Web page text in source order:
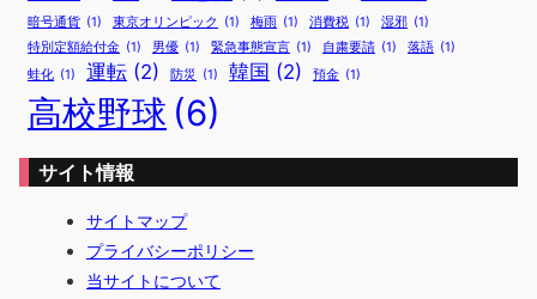
暗号通貨 (1) 東京オリンピック (1) 梅雨 (1) 消費税 (1) 湿邪 (1)
特別定額給付金 (1) 男優 (1) 緊急事態宣言 (1) 自粛要請 (1) 落語 (1)
蛙化 (1) 運転 (2) 防災 (1) 韓国 (2) 預金 (1)
高校野球 (6)
サイト情報
サイトマップ
プライバシーポリシー
当サイトについて